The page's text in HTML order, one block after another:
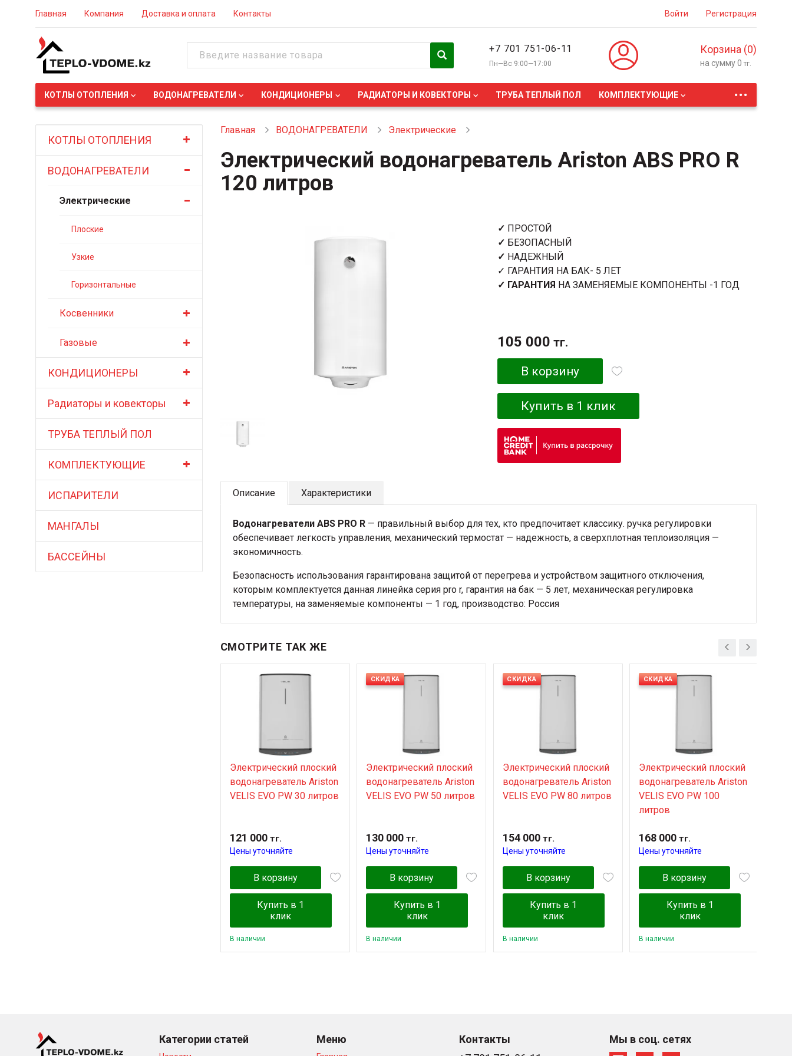
Главная Компания Доставка и оплата Контакты Войти Регистрация
+7 701 751-06-11
Пн—Вс 9:00—17:00
Корзина (0)
на сумму0 тг.
КОТЛЫ ОТОПЛЕНИЯ ВОДОНАГРЕВАТЕЛИ КОНДИЦИОНЕРЫ РАДИАТОРЫ И КОВЕКТОРЫ ТРУБА ТЕПЛЫЙ ПОЛ КОМПЛЕКТУЮЩИЕ ...
КОТЛЫ ОТОПЛЕНИЯ
ВОДОНАГРЕВАТЕЛИ
Электрические
Плоские
Узкие
Горизонтальные
Косвенники
Газовые
КОНДИЦИОНЕРЫ
Радиаторы и ковекторы
ТРУБА ТЕПЛЫЙ ПОЛ
КОМПЛЕКТУЮЩИЕ
ИСПАРИТЕЛИ
МАНГАЛЫ
БАССЕЙНЫ
Главная ВОДОНАГРЕВАТЕЛИ Электрические
Электрический водонагреватель Ariston ABS PRO R
120 литров
✓ ПРОСТОЙ
✓ БЕЗОПАСНЫЙ
✓ НАДЕЖНЫЙ
✓ ГАРАНТИЯ НА БАК- 5 ЛЕТ
✓ ГАРАНТИЯ НА ЗАМЕНЯЕМЫЕ КОМПОНЕНТЫ -1 ГОД
105 000 тг.
В корзину
Купить в 1 клик
Описание Характеристики
Водонагреватели ABS PRO R— правильный выбор для тех, кто предпочитает классику. ручка регулировки
обеспечивает легкость управления, механический термостат — надежность, а сверхплотная теплоизоляция —
экономичность.
Безопасность использования гарантирована защитой от перегрева и устройством защитного отключения,
которым комплектуется данная линейка серия pro r, гарантия на бак — 5 лет, механическая регулировка
температуры, на заменяемые компоненты — 1 год, производство: Россия
СМОТРИТЕ ТАК ЖЕ
Электрический плоский
водонагреватель Ariston
VELIS EVO PW 30 литров
121 000тг.
Цены уточняйте
В корзину
Купить в 1
клик
В наличии
СКИДКА
Электрический плоский
водонагреватель Ariston
VELIS EVO PW 50 литров
130 000 тг.
Цены уточняйте
В корзину
Купить в 1
клик
В наличии
СКИДКА
Электрический плоский
водонагреватель Ariston
VELIS EVO PW 80 литров
154 000тг.
Цены уточняйте
В корзину
Купить в 1
клик
В наличии
СКИДКА
Электрический плоский
водонагреватель Ariston
VELIS EVO PW 100
литров
168 000 тг.
Цены уточняйте
В корзину
Купить в 1
клик
В наличии
Категории статей Меню
Контакты
Мы в соц. сетях